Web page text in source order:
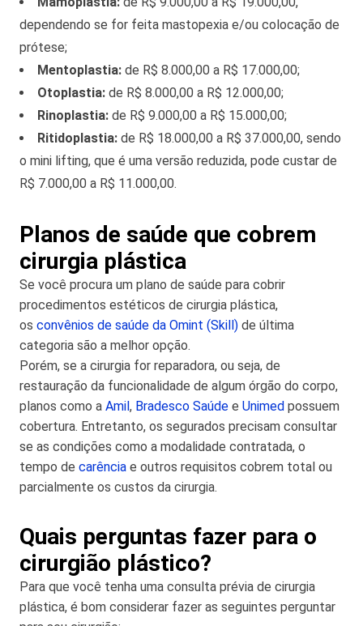
dependendo se for feita mastopexia e/ou colocação de
prótese;
Mentoplastia: de R$ 8.000,00 a R$ 17.000,00;
Otoplastia: de R$ 8.000,00 a R$ 12.000,00;
Rinoplastia: de R$ 9.000,00 a R$ 15.000,00;
Ritidoplastia: de R$ 18.000,00 a R$ 37.000,00, sendo
o mini lifting, que é uma versão reduzida, pode custar de
R$ 7.000,00 a R$ 11.000,00.
Planos de saúde que cobrem
cirurgia plástica
Se você procura um plano de saúde para cobrir
procedimentos estéticos de cirurgia plástica,
os convênios de saúde da Omint (Skill) de última
categoria são a melhor opção.
Porém, se a cirurgia for reparadora, ou seja, de
restauração da funcionalidade de algum órgão do corpo,
planos como a Amil, Bradesco Saúde e Unimed possuem
cobertura. Entretanto, os segurados precisam consultar
se as condições como a modalidade contratada, o
tempo de carência e outros requisitos cobrem total ou
parcialmente os custos da cirurgia.
Quais perguntas fazer para o
cirurgião plástico?
Para que você tenha uma consulta prévia de cirurgia
plástica, é bom considerar fazer as seguintes perguntar